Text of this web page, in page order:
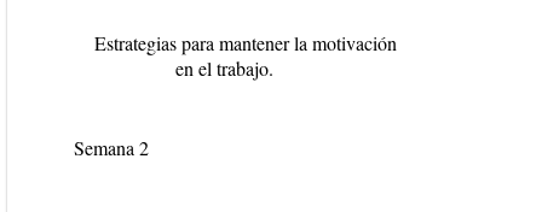
Estrategias para mantener la motivación
en el trabajo.
Semana 2